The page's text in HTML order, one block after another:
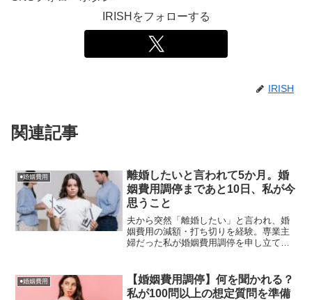
IRISHをフォローする
IRISH
関連記事
●婚姻費用
離婚したいと言われて5か月。婚
姻費用調停まであと10日、私が今
思うこと
夫から突然「離婚したい」と言われ、婚
姻費用の減額・打ち切りを経験。専業主
婦だった私が婚姻費用調停を申し立て、
た。
●婚姻費用
【婚姻費用調停】何を聞かれる？
私が100問以上の想定質問を準備